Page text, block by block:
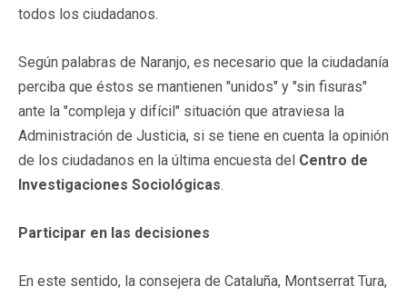
todos los ciudadanos.
Según palabras de Naranjo, es necesario que la ciudadanía
perciba que éstos se mantienen "unidos" y "sin fisuras"
ante la "compleja y difícil" situación que atraviesa la
Administración de Justicia, si se tiene en cuenta la opinión
de los ciudadanos en la última encuesta del Centro de
Investigaciones Sociológicas.
Participar en las decisiones
En este sentido, la consejera de Cataluña, Montserrat Tura,